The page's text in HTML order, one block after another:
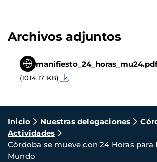
Archivos adjuntos
(1014.17 KB)
Ruta
de
navegación
Inicio Nuestras delegaciones
Actividades
Córdoba se mueve con 24 Horas para
Mundo